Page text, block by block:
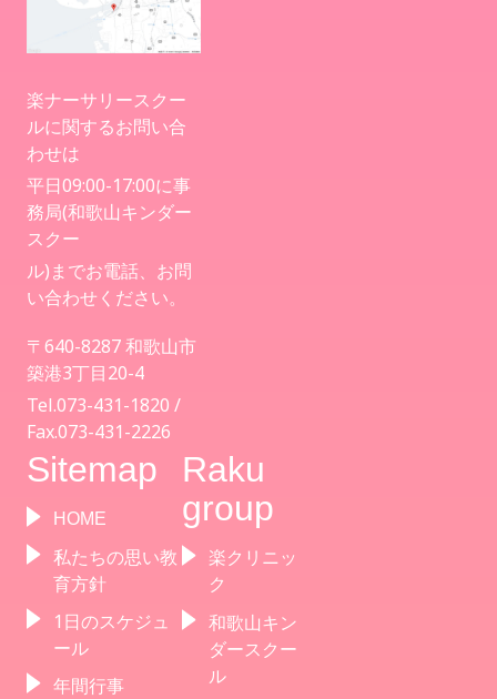
病児保育について
楽ナーサリースクー
ルに関するお問い合
わせは
平日09:00-17:00に事
務局(和歌山キンダー
スクー
ル)までお電話、お問
い合わせください。
〒640-8287 和歌山市
築港3丁目20-4
Tel.073-431-1820 /
Fax.073-431-2226
Sitemap
HOME
私たちの思い教
育方針
1日のスケジュ
ール
年間行事
Raku
group
楽クリニッ
ク
和歌山キン
ダースクー
ル